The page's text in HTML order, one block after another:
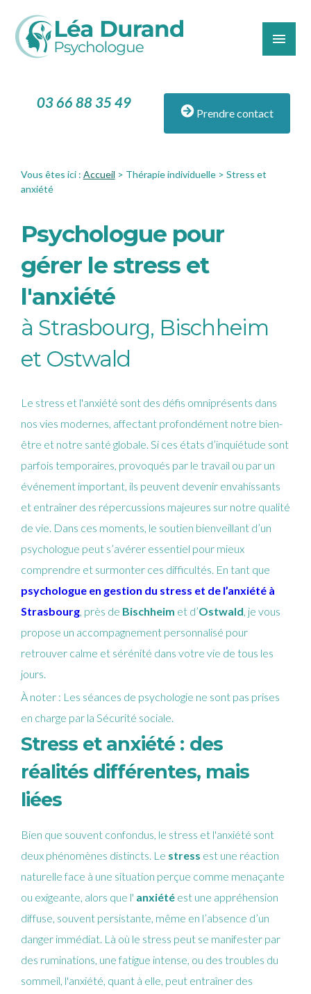
menu
03 66 88 35 49
Prendre contact
Vous êtes ici : Accueil > Thérapie individuelle> Stress et
anxiété
Psychologue pour
gérer le stress et
l'anxiété
à Strasbourg, Bischheim
et Ostwald
Le stress et l'anxiété sont des défis omniprésents dans
nos vies modernes, affectant profondément notre bien-
être et notre santé globale. Si ces états d’inquiétude sont
parfois temporaires, provoqués par le travail ou par un
événement important, ils peuvent devenir envahissants
et entraîner des répercussions majeures sur notre qualité
de vie. Dans ces moments, le soutien bienveillant d’un
psychologue peut s’avérer essentiel pour mieux
comprendre et surmonter ces difficultés. En tant que
psychologue en gestion du stress et de l’anxiété à
Strasbourg, près de Bischheim et d’Ostwald, je vous
propose un accompagnement personnalisé pour
retrouver calme et sérénité dans votre vie de tous les
jours.
À noter : Les séances de psychologie ne sont pas prises
en charge par la Sécurité sociale.
Stress et anxiété : des
réalités différentes, mais
liées
Bien que souvent confondus, le stress et l'anxiété sont
deux phénomènes distincts. Le stress est une réaction
naturelle face à une situation perçue comme menaçante
ou exigeante, alors que l' anxiétéest une appréhension
diffuse, souvent persistante, même en l’absence d’un
danger immédiat. Là où le stress peut se manifester par
des ruminations, une fatigue intense, ou des troubles du
sommeil, l'anxiété, quant à elle, peut entraîner des